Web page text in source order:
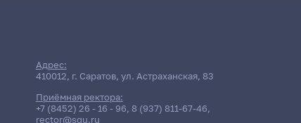
Адрес:
410012, г. Саратов, ул. Астраханская, 83
Приёмная ректора:
+7 (8452) 26 - 16 - 96, 8 (937) 811-67-46,
rector@sgu.ru